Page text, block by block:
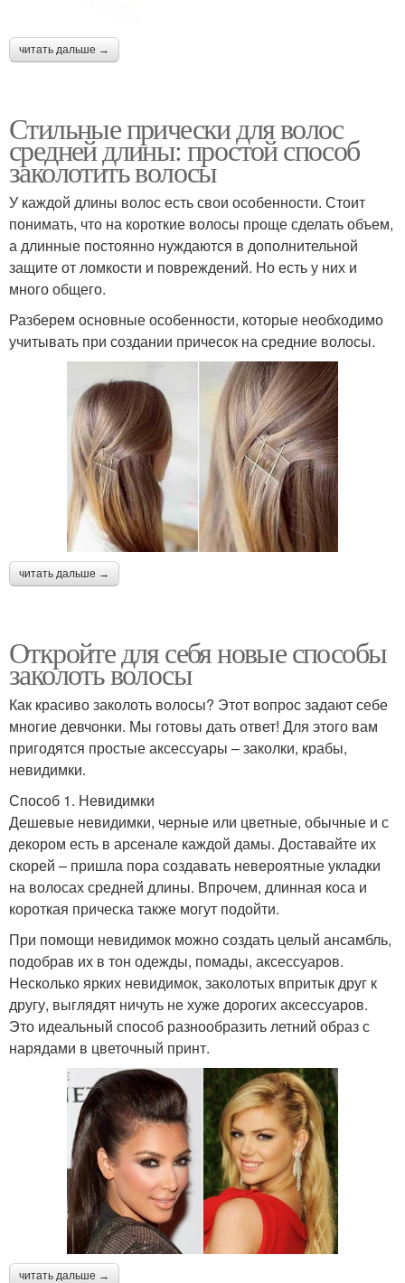
читать дальше →
Стильные прически для волос
средней длины: простой способ
заколотить волосы
У каждой длины волос есть свои особенности. Стоит
понимать, что на короткие волосы проще сделать объем,
а длинные постоянно нуждаются в дополнительной
защите от ломкости и повреждений. Но есть у них и
много общего.
Разберем основные особенности, которые необходимо
учитывать при создании причесок на средние волосы.
читать дальше →
Откройте для себя новые способы
заколоть волосы
Как красиво заколоть волосы? Этот вопрос задают себе
многие девчонки. Мы готовы дать ответ! Для этого вам
пригодятся простые аксессуары – заколки, крабы,
невидимки.
Способ 1. Невидимки
Дешевые невидимки, черные или цветные, обычные и с
декором есть в арсенале каждой дамы. Доставайте их
скорей – пришла пора создавать невероятные укладки
на волосах средней длины. Впрочем, длинная коса и
короткая прическа также могут подойти.
При помощи невидимок можно создать целый ансамбль,
подобрав их в тон одежды, помады, аксессуаров.
Несколько ярких невидимок, заколотых впритык друг к
другу, выглядят ничуть не хуже дорогих аксессуаров.
Это идеальный способ разнообразить летний образ с
нарядами в цветочный принт.
читать дальше →